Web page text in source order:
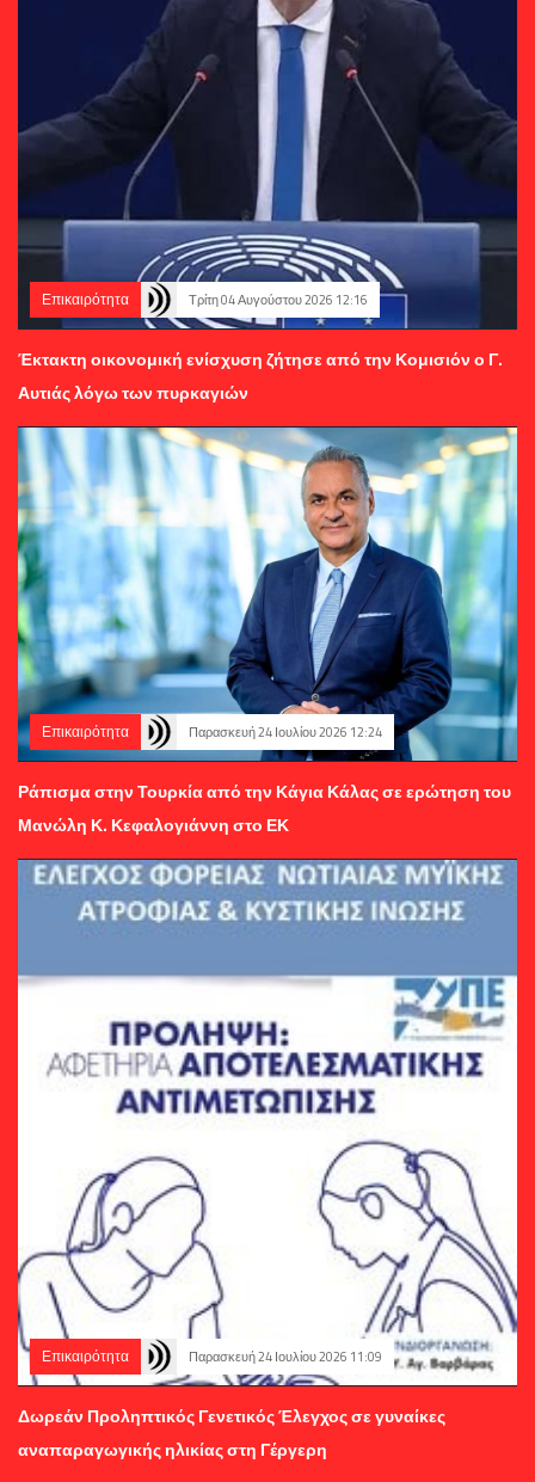
Επικαιρότητα Τρίτη 04 Αυγούστου 2026 12:16
Έκτακτη οικονομική ενίσχυση ζήτησε από την Κομισιόν ο Γ.
Αυτιάς λόγω των πυρκαγιών
Επικαιρότητα Παρασκευή 24 Ιουλίου 2026 12:24
Ράπισμα στην Τουρκία από την Κάγια Κάλας σε ερώτηση του
Μανώλη Κ. Κεφαλογιάννη στο ΕΚ
Επικαιρότητα Παρασκευή 24 Ιουλίου 2026 11:09
Δωρεάν Προληπτικός Γενετικός Έλεγχος σε γυναίκες
αναπαραγωγικής ηλικίας στη Γέργερη